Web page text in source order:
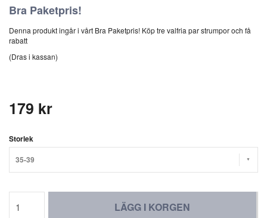
Bra Paketpris!
Denna produkt ingår i vårt Bra Paketpris! Köp tre valfria par strumpor och få
rabatt
(Dras i kassan)
179 kr
Storlek
35-39
LÄGG I KORGEN